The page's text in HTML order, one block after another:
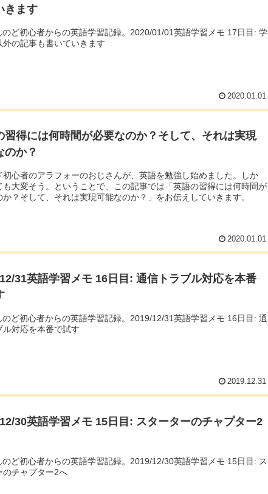
きます
のど初心者からの英語学習記録。2020/01/01英語学習メモ 17日目: 学
外の記事も書いていきます
2020.01.01
習得には何時間が必要なのか？そして、それは実現
のか？
初心者のアラフォーのおじさんが、英語を勉強し始めました。しか
も大変そう。ということで、この記事では「英語の習得には何時間が
か？そして、それは実現可能なのか？」をお伝えしていきます。
2020.01.01
31英語学習メモ 16日目: 通信トラブル対応を本番
のど初心者からの英語学習記録。2019/12/31英語学習メモ 16日目: 通
ル対応を本番で試す
2019.12.31
30英語学習メモ 15日目: スターターのチャプター2
のど初心者からの英語学習記録。2019/12/30英語学習メモ 15日目: ス
のチャプター2へ